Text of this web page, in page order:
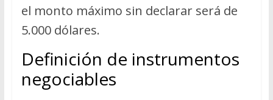
el monto máximo sin declarar será de
5.000 dólares.
Definición de instrumentos
negociables